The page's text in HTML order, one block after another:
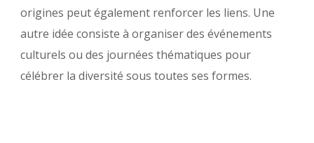
origines peut également renforcer les liens. Une
autre idée consiste à organiser des événements
culturels ou des journées thématiques pour
célébrer la diversité sous toutes ses formes.